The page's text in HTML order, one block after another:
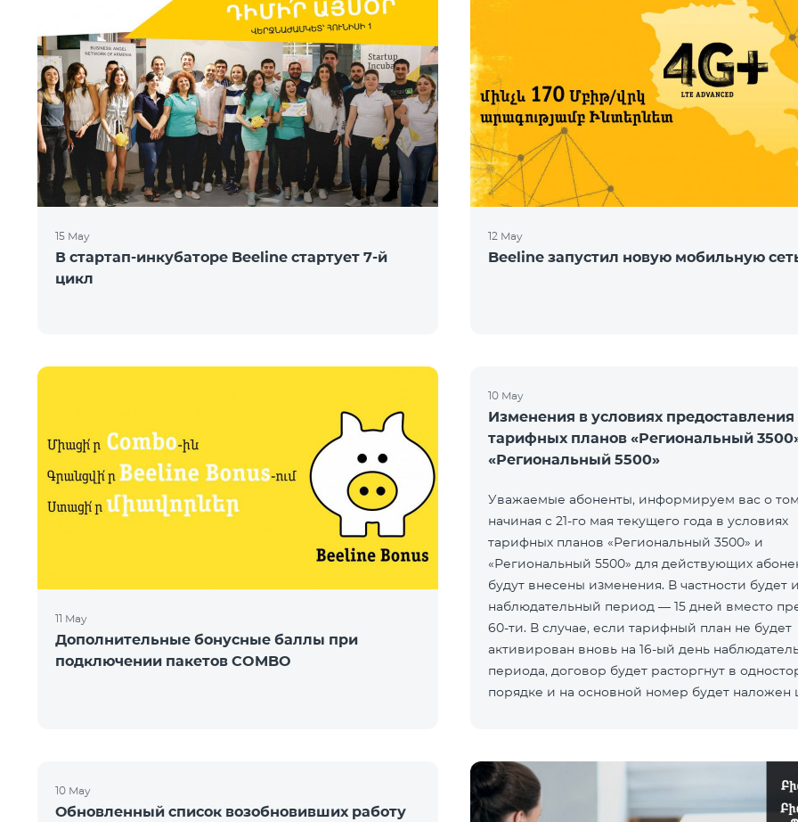
15 May
В стартап-инкубаторе Beeline стартует 7-й
цикл
12 May
Beeline запустил новую мобильную
11 May
Дополнительные бонусные баллы при
подключении пакетов COMBO
10 May
Изменения в условиях предоставления
тарифных планов «Региональный
«Региональный 5500»
Уважаемые абоненты, информируем вас о
начиная с 21-го мая текущего года в условиях
тарифных планов «Региональный 3500» и
«Региональный 5500» для действующих
будут внесены изменения. В частности будет
наблюдательный период — 15 дней вместо
60-ти. В случае, если тарифный план не будет
активирован вновь на 16-ый день
периода, договор будет расторгнут в
порядке и на основной номер будет
10 May
Обновленный список возобновивших работу